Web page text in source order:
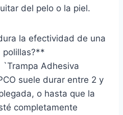
del pelo o la piel.
la efectividad de una
polillas?**
Adhesiva
suele durar entre 2 y
o hasta que la
completamente